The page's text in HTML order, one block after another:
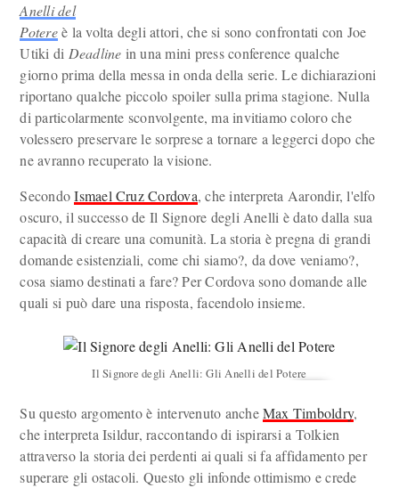
Anelli del
Potereè la volta degli attori, che si sono confrontati con Joe
Utiki di Deadline in una mini press conference qualche
giorno prima della messa in onda della serie. Le dichiarazioni
riportano qualche piccolo spoiler sulla prima stagione. Nulla
di particolarmente sconvolgente, ma invitiamo coloro che
volessero preservare le sorprese a tornare a leggerci dopo che
ne avranno recuperato la visione.
SecondoIsmael Cruz Cordova, che interpreta Aarondir, l'elfo
oscuro, il successo de Il Signore degli Anelli è dato dalla sua
capacità di creare una comunità. La storia è pregna di grandi
domande esistenziali, come chi siamo?, da dove veniamo?,
cosa siamo destinati a fare? Per Cordova sono domande alle
quali si può dare una risposta, facendolo insieme.
Il Signore degli Anelli: Gli Anelli del Potere
Su questo argomento è intervenuto ancheMax Timboldry,
che interpreta Isildur, raccontando di ispirarsi a Tolkien
attraverso la storia dei perdenti ai quali si fa affidamento per
superare gli ostacoli. Questo gli infonde ottimismo e crede